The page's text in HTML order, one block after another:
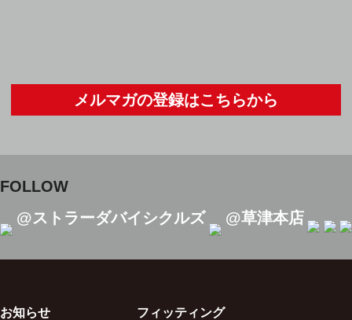
メルマガの登録はこちらから
FOLLOW
@ストラーダバイシクルズ
@草津本店
お知らせ フィッティング